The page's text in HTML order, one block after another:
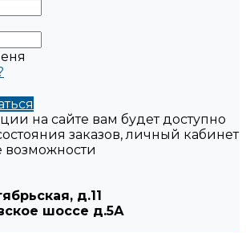
на сайте вам будет доступно
заказов, личный кабинет
возможности
д.11
шоссе д.5А